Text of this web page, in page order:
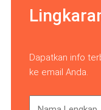
Dapatkan info
ke email Anda.